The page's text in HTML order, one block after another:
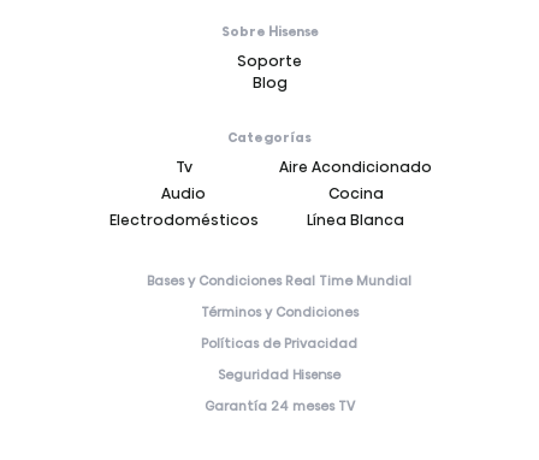
Sobre Hisense
Soporte
Blog
Categorías
Tv
Aire Acondicionado
Audio
Cocina
Electrodomésticos
Línea Blanca
Bases y Condiciones Real Time Mundial
Términos y Condiciones
Políticas de Privacidad
Seguridad Hisense
Garantía 24 meses TV